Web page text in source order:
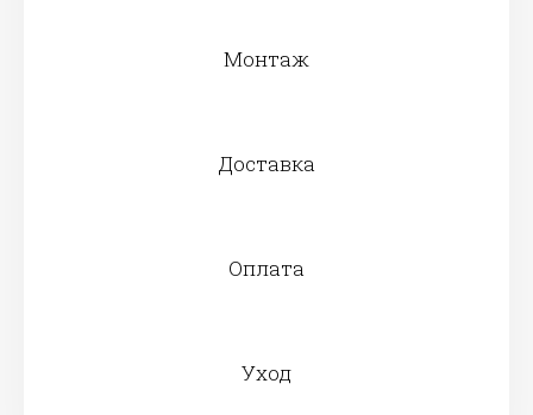
Монтаж
Доставка
Оплата
Уход